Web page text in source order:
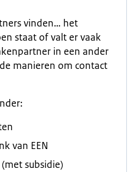
vinden… het
staat of valt er vaak
in een ander
manieren om contact
van EEN
subsidie)